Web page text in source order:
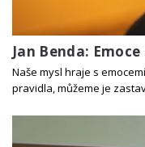
Jan Benda: Emoce
Naše mysl hraje s
pravidla, můžeme je